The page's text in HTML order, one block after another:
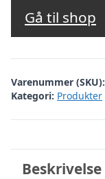
Gå til shop
Varenummer (SKU):
Kategori: Produkter
Beskrivelse